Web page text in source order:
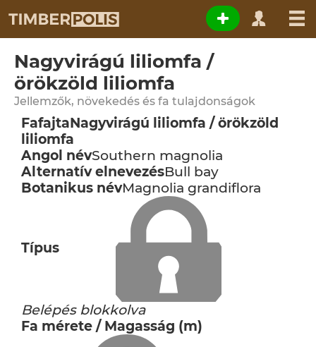
Nagyvirágú liliomfa /
örökzöld liliomfa
Jellemzők, növekedés és fa tulajdonságok
FafajtaNagyvirágú liliomfa / örökzöld
liliomfa
Angol névSouthern magnolia
Alternatív elnevezésBull bay
Botanikus névMagnolia grandiflora
Típus
Belépés blokkolva
Fa mérete / Magasság (m)